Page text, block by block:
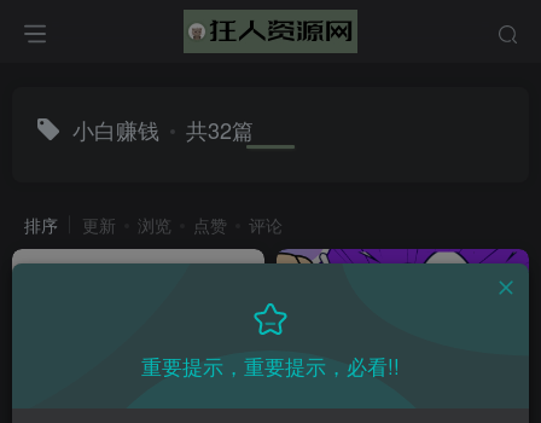
小白赚钱 共32篇
排序 更新 浏览 点赞 评论
重要提示，重要提示，必看!!